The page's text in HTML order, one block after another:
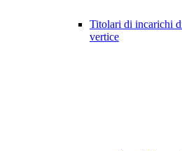
Titolari di incarichi
vertice